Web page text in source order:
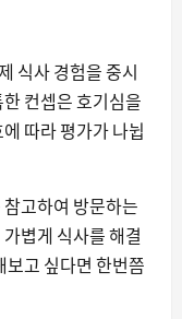
식사 경험을 중시
컨셉은 호기심을
따라 평가가 나뉩
고하여 방문하는
볍게 식사를 해결
보고 싶다면 한번쯤